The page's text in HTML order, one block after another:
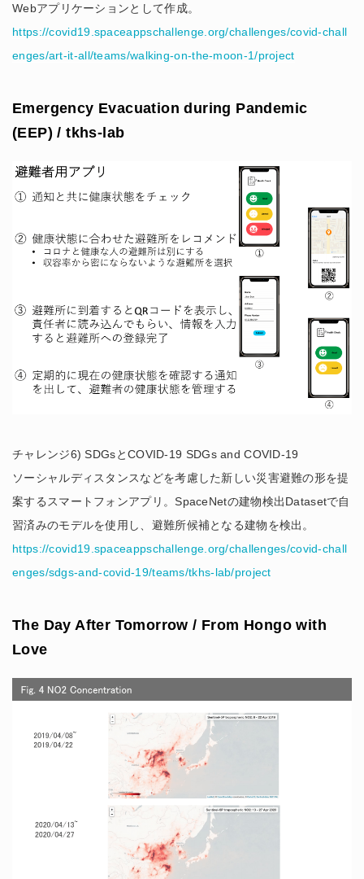
Webアプリケーションとして作成。
https://covid19.spaceappschallenge.org/challenges/covid-chall
enges/art-it-all/teams/walking-on-the-moon-1/project
Emergency Evacuation during Pandemic
(EEP) / tkhs-lab
チャレンジ6) SDGsとCOVID-19 SDGs and COVID-19
ソーシャルディスタンスなどを考慮した新しい災害避難の形を提
案するスマートフォンアプリ。SpaceNetの建物検出Datasetで自
習済みのモデルを使用し、避難所候補となる建物を検出。
https://covid19.spaceappschallenge.org/challenges/covid-chall
enges/sdgs-and-covid-19/teams/tkhs-lab/project
The Day After Tomorrow / From Hongo with
Love